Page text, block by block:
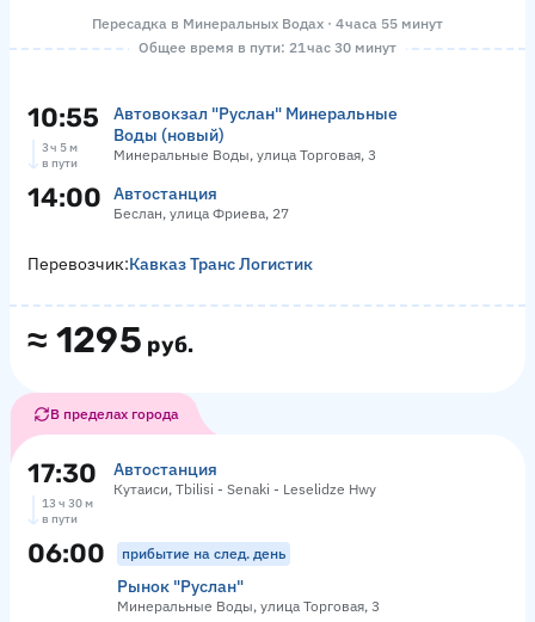
Пересадка в Минеральных Водах · 4 часа 55 минут
Общее время в пути: 21 час 30 минут
10:55
Автовокзал "Руслан" Минеральные
Воды (новый)
Минеральные Воды, улица Торговая, 3
3 ч 5 м
в пути
14:00 Автостанция
Беслан, улица Фриева, 27
≈ 1295 руб.
Перевозчик:Кавказ Транс Логистик
В пределах города
17:30 Автостанция
Кутаиси, Tbilisi - Senaki - Leselidze Hwy
13 ч 30 м
в пути
06:00 прибытие на след. день
Рынок "Руслан"
Минеральные Воды, улица Торговая, 3